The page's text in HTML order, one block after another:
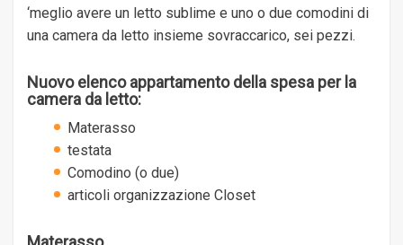
‘meglio avere un letto sublime e uno o due comodini di
una camera da letto insieme sovraccarico, sei pezzi.
Nuovo elenco appartamento della spesa per la
camera da letto:
Materasso
testata
Comodino (o due)
articoli organizzazione Closet